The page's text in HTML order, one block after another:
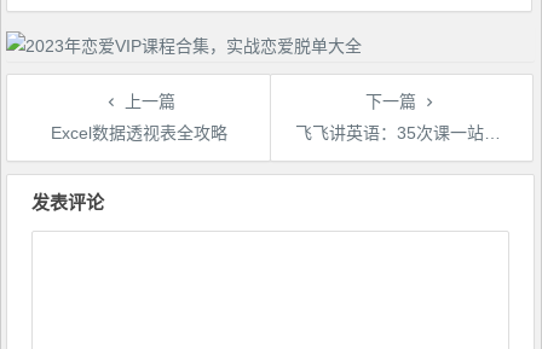
上一篇
Excel数据透视表全攻略
下一篇
飞飞讲英语：35次课一站式学完高中3500词汇
文
发表评论